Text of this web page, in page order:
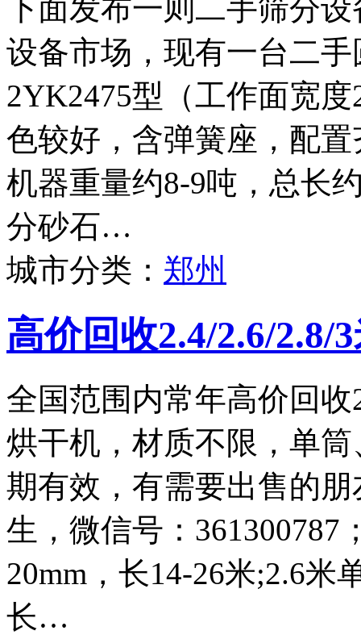
下面发布一则二手筛分
设备市场，现有一台二
2YK2475型（工作面宽
色较好，含弹簧座，配
机器重量约8-9吨，总长
分砂石…
城市分类： 郑州
高价回收2.4/2.6/2.8/
全国范围内常年高价回收
烘干机，材质不限，单
期有效，有需要出售的朋
生，微信号：361300787
20mm，长14-26米;2.6米
长…